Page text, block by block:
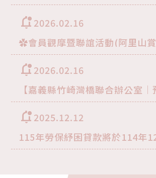
notifications_unread2026.02.16
✿會員觀摩暨聯誼活動(阿里山
遊)✿
notifications_unread2026.02.16
【嘉義縣竹崎灣橋聯合辦公室
年新春】
notifications_unread2025.12.12
115年勞保紓困貸款將於114年
辦！